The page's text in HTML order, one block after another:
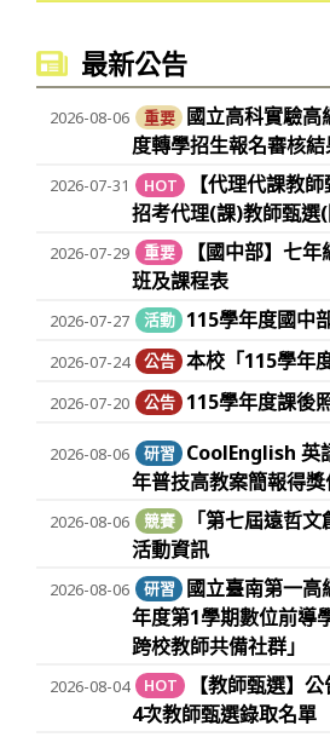
最新公告
重要 國立高科實驗高
度轉學招生報名審核
2026-08-06
HOT
【代理代課教
招考代理(課)教師甄選
2026-07-31
重要
【國中部】七
班及課程表
2026-07-29
活動 115學年度國中
2026-07-27
公告 本校「115學年
2026-07-24
公告 115學年度課後
2026-07-20
研習
CoolEnglish 英
年普技高教案簡報得
2026-08-06
競賽
「第七屆遠哲
活動資訊
2026-08-06
研習
國立臺南第一高
年度第1學期數位前導
跨校教師共備社群」
2026-08-06
HOT
【教師甄選】
4次教師甄選錄取名單
2026-08-04